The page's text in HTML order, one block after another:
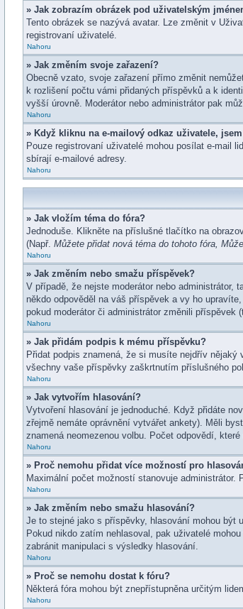
» Jak zobrazím obrázek pod uživatelským
Tento obrázek se nazývá avatar. Lze změnit v
registrovaní uživatelé.
Nahoru
» Jak změním svoje zařazení?
Obecně vzato, svoje zařazení přímo změnit
k rozlišení počtu vámi přidaných příspěvků a k
vyšší úrovně. Moderátor nebo administrátor pak
Nahoru
» Když kliknu na e-mailový odkaz uživatele,
Pouze registrovaní uživatelé mohou posílat e-mail
sbírají e-mailové adresy.
Nahoru
» Jak vložím téma do fóra?
Jednoduše. Klikněte na příslušné tlačítko na
(Např. Můžete přidat nová téma do tohoto fóra,
Nahoru
» Jak změním nebo smažu příspěvek?
V případě, že nejste moderátor nebo administrátor,
někdo odpověděl na váš příspěvek a vy ho
pokud moderátor či administrátor změnili
Nahoru
» Jak přidám podpis k mému příspěvku?
Přidat podpis znamená, že si musíte nejdřív nějaký
všechny vaše příspěvky zaškrtnutím příslušného
Nahoru
» Jak vytvořím hlasování?
Vytvoření hlasování je jednoduché. Když přidáte
zřejmě nemáte oprávnění vytvářet ankety). Měli
znamená neomezenou volbu. Počet odpovědí,
Nahoru
» Proč nemohu přidat více možností pro
Maximální počet možností stanovuje
Nahoru
» Jak změním nebo smažu hlasování?
Je to stejné jako s příspěvky, hlasování mohou být
Pokud nikdo zatím nehlasoval, pak uživatelé
zabránit manipulaci s výsledky hlasování.
Nahoru
» Proč se nemohu dostat k fóru?
Některá fóra mohou být znepřístupněna určitým
Nahoru